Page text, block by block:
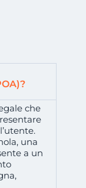
che
una
a un